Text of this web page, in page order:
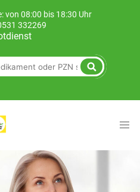
von 08:00 bis 18:30 Uhr
332269